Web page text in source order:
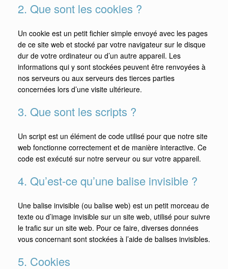
2. Que sont les cookies ?
Un cookie est un petit fichier simple envoyé avec les pages
de ce site web et stocké par votre navigateur sur le disque
dur de votre ordinateur ou d’un autre appareil. Les
informations qui y sont stockées peuvent être renvoyées à
nos serveurs ou aux serveurs des tierces parties
concernées lors d’une visite ultérieure.
3. Que sont les scripts ?
Un script est un élément de code utilisé pour que notre site
web fonctionne correctement et de manière interactive. Ce
code est exécuté sur notre serveur ou sur votre appareil.
4. Qu’est-ce qu’une balise invisible ?
Une balise invisible (ou balise web) est un petit morceau de
texte ou d’image invisible sur un site web, utilisé pour suivre
le trafic sur un site web. Pour ce faire, diverses données
vous concernant sont stockées à l’aide de balises invisibles.
5. Cookies